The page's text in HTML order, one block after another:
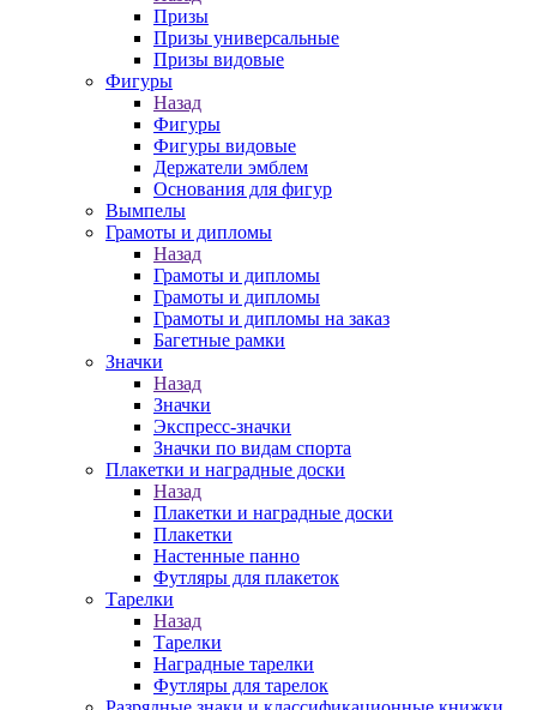
Призы
Призы универсальные
Призы видовые
Фигуры
Назад
Фигуры
Фигуры видовые
Держатели эмблем
Основания для фигур
Вымпелы
Грамоты и дипломы
Назад
Грамоты и дипломы
Грамоты и дипломы
Грамоты и дипломы на заказ
Багетные рамки
Значки
Назад
Значки
Экспресс-значки
Значки по видам спорта
Плакетки и наградные доски
Назад
Плакетки и наградные доски
Плакетки
Настенные панно
Футляры для плакеток
Тарелки
Назад
Тарелки
Наградные тарелки
Футляры для тарелок